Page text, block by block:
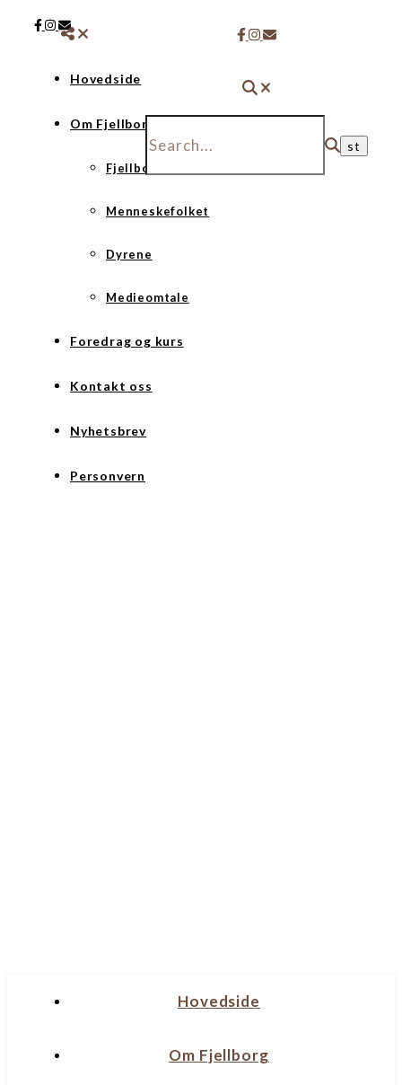
Hovedside
Om Fjellborg
Fjellborg
Menneskefolket
Dyrene
Medieomtale
Foredrag og kurs
Kontakt oss
Nyhetsbrev
Personvern
Hovedside
Om Fjellborg